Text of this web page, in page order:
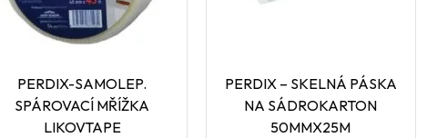
PERDIX-SAMOLEP.
SPÁROVACÍ MŘÍŽKA
LIKOVTAPE
PERDIX – SKELNÁ PÁSKA
NA SÁDROKARTON
50MMX25M